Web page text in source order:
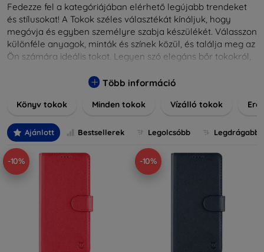
Fedezze fel a kategóriájában elérhető legújabb trendeket
és stílusokat! A Tokok széles választékát kínáljuk, hogy
megóvja és egyben személyre szabja készülékét. Válasszon
különféle anyagok, minták és színek közül, és találja meg az
Ön számára ideális tokot. Legyen szó elegáns bőr tokokról,
nálunk mindenki megtalálja a stílusához leginkább illő
különlegesebbé eszközeit a tökéletes tokkal!
Több információ
Könyv tokok Minden tokok Vízálló tokok
Ajánlott Bestsellerek Legolcsóbb Legdrágabb
-10% -10%